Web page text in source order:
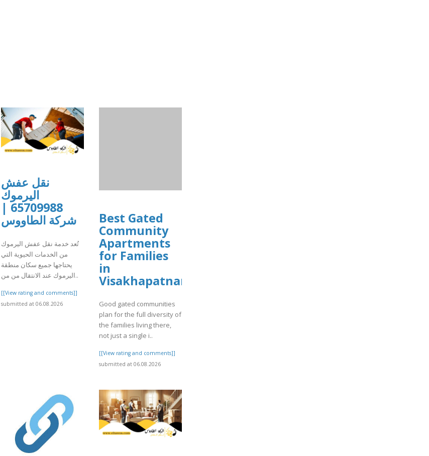
نقل عفش
اليرموك
65709988 |
شركة الطاووس
تُعد خدمة نقل عفش اليرموك
من الخدمات الحيوية التي
يحتاجها جميع سكان منطقة
اليرموك عند الانتقال من من..
[[View rating and comments]]
submitted at 06.08.2026
Best Gated
Community
Apartments
for Families
in
Visakhapatnam
Good gated communities
plan for the full diversity of
the families living there,
not just a single i..
[[View rating and comments]]
submitted at 06.08.2026